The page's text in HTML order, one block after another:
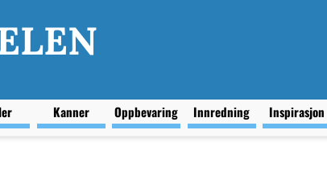
Kanner Oppbevaring Innredning Inspirasjon